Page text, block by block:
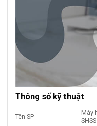
Thông số kỹ thuật
Tên SP
Máy